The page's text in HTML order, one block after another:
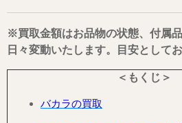
※買取金額はお品物の状態、付属
日々変動いたします。目安として
＜もくじ＞
バカラの買取